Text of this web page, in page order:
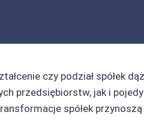
czy podział spółek
przedsiębiorstw, jak i
spółek